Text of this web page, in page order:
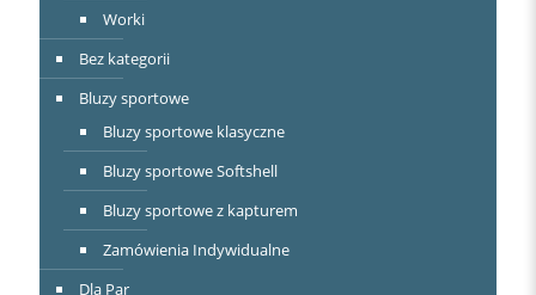
Worki
Bez kategorii
Bluzy sportowe
Bluzy sportowe klasyczne
Bluzy sportowe Softshell
Bluzy sportowe z kapturem
Zamówienia Indywidualne
Dla Par